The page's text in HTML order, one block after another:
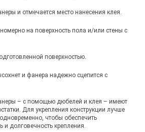
и отмечается место нанесения клея.
на поверхность пола и/или стены с
поверхностью.
и фанера надежно сцепится с
– с помощью дюбелей и клея – имеют
Для укрепления конструкции лучше
чтобы обеспечить
долговечность крепления.